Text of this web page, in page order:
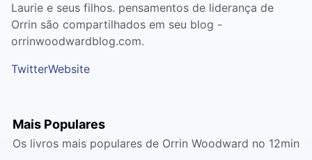
Laurie e seus filhos. pensamentos de liderança de
Orrin são compartilhados em seu blog -
orrinwoodwardblog.com.
TwitterWebsite
Mais Populares
Os livros mais populares de Orrin Woodward no 12min